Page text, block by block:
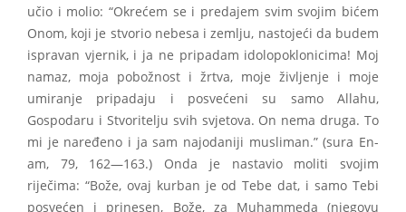
učio i molio: “Okrećem se i predajem svim svojim bićem
Onom, koji je stvorio nebesa i zemlju, nastojeći da budem
ispravan vjernik, i ja ne pripadam idolopoklonicima! Moj
namaz, moja pobožnost i žrtva, moje življenje i moje
umiranje pripadaju i posvećeni su samo Allahu,
Gospodaru i Stvoritelju svih svjetova. On nema druga. To
mi je naređeno i ja sam najodaniji musliman.” (sura En-
am, 79, 162—163.) Onda je nastavio moliti svojim
riječima: “Bože, ovaj kurban je od Tebe dat, i samo Tebi
posvećen i prinesen, Bože, za Muhammeda (njegovu